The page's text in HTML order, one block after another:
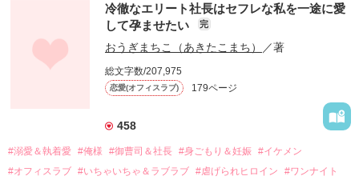
幼なじみの哲平に淡い恋心を抱いていた美桜。
しかし、ある出来事をきっかけに二人の関係は壊れてしまう。
関係修復もできないまま、美桜は両親の離婚によって
引っ越すことになり、哲平とも離れ離れになった。
それから約十二年後。
過去の傷から、二度と会いたくないと思っていた哲平に
運命のような再会を果たす。
冷徹なエリート社長はセフレな私を一途に愛
して孕ませたい
完
おうぎまちこ（あきたこまち） ／著
総文字数/207,975
恋愛(オフィスラブ) 179ページ
458
#溺愛＆執着愛 #俺様 #御曹司＆社長 #身ごもり＆妊娠 #イケメン
#オフィスラブ #いちゃいちゃ＆ラブラブ #虐げられヒロイン #ワンナイト